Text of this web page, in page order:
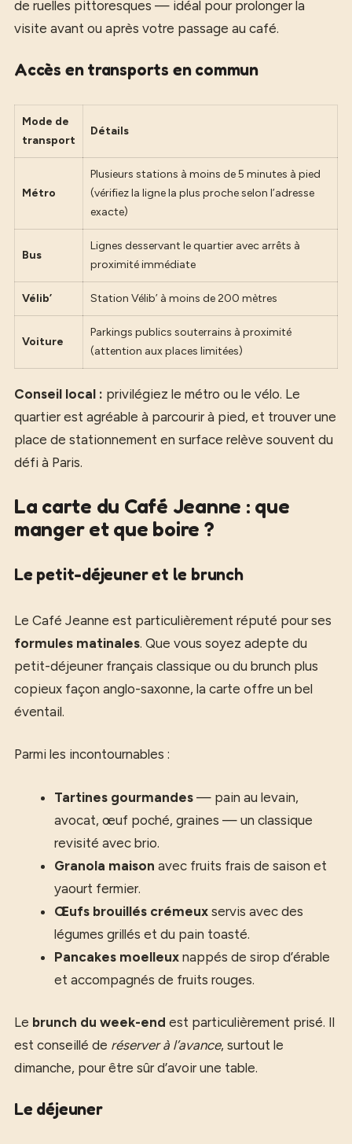
de ruelles pittoresques — idéal pour prolonger la
visite avant ou après votre passage au café.
Accès en transports en commun
Mode de
transport
Détails
Métro
Plusieurs stations à moins de 5 minutes à pied
(vérifiez la ligne la plus proche selon l’adresse
exacte)
Bus
Lignes desservant le quartier avec arrêts à
proximité immédiate
Vélib’ Station Vélib’ à moins de 200 mètres
Voiture
Parkings publics souterrains à proximité
(attention aux places limitées)
Conseil local : privilégiez le métro ou le vélo. Le
quartier est agréable à parcourir à pied, et trouver une
place de stationnement en surface relève souvent du
défi à Paris.
La carte du Café Jeanne : que
manger et que boire ?
Le petit-déjeuner et le brunch
Le Café Jeanne est particulièrement réputé pour ses
formules matinales. Que vous soyez adepte du
petit-déjeuner français classique ou du brunch plus
copieux façon anglo-saxonne, la carte offre un bel
éventail.
Parmi les incontournables :
Tartines gourmandes — pain au levain,
avocat, œuf poché, graines — un classique
revisité avec brio.
Granola maison avec fruits frais de saison et
yaourt fermier.
Œufs brouillés crémeux servis avec des
légumes grillés et du pain toasté.
Pancakes moelleux nappés de sirop d’érable
et accompagnés de fruits rouges.
Le brunch du week-end est particulièrement prisé. Il
est conseillé de réserver à l’avance, surtout le
dimanche, pour être sûr d’avoir une table.
Le déjeuner